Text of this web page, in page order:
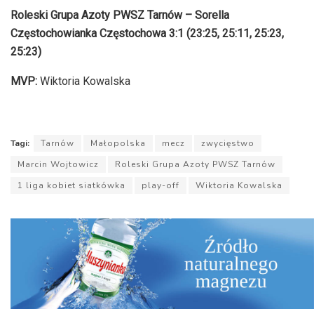
dźwiękowych
Roleski Grupa Azoty PWSZ Tarnów – Sorella
Częstochowianka Częstochowa 3:1 (23:25, 25:11, 25:23,
25:23)
MVP: Wiktoria Kowalska
Tagi: Tarnów Małopolska mecz
zwycięstwo
Marcin Wojtowicz
Roleski Grupa Azoty PWSZ Tarnów
1 liga kobiet siatkówka
play-off Wiktoria Kowalska